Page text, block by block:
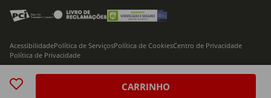
CARRINHO
© 2026 Modelo Continente Hipermercados, S.A. Todos os direitos reservados
AcessibilidadePolítica de ServiçosPolítica de CookiesCentro de Privacidade
Política de Privacidade